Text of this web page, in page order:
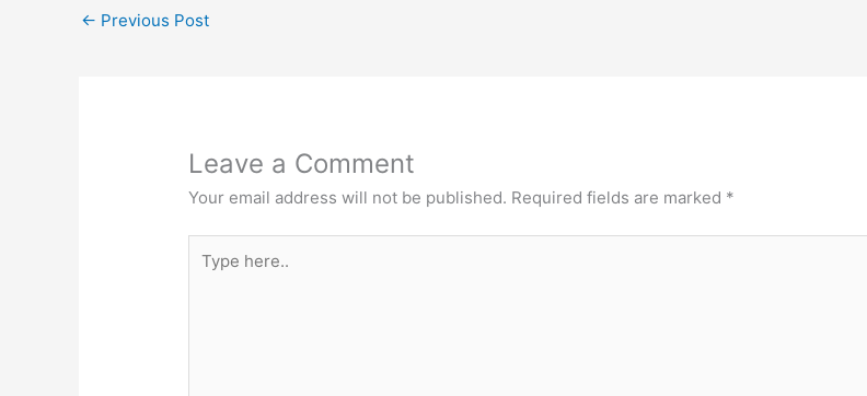
← Previous Post
Leave a Comment
Your email address will not be published. Required fields are marked *
here..